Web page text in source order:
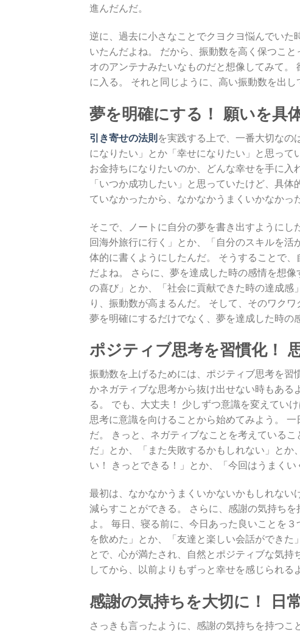
進んだんだ。
逆に、過去に小さなことでクヨクヨ悩んでい
いたんだよね。 だから、振動数を高く保つこ
オのアンテナみたいなものだと想像してみて
に入る。 それと同じように、高い振動数を出
夢を明確にする！ 願いを具
引き寄せの法則を実践する上で、一番大切なの
になりたい」とか「幸せになりたい」と思っ
お金持ちになりたいのか、どんな幸せを手に
「いつか成功したい」と思っていたけど、具
ていなかったから、なかなかうまくいかなかっ
そこで、ノートに自分の夢を書き出すようにし
回海外旅行に行く」とか、「自分のスキルを
体的に書くようにしたんだ。 そうすることで
だよね。 さらに、夢を達成した時の感情を想
の喜び」とか、「社会に貢献できた時の達成
り、振動数が高まるんだ。 そして、そのワク
夢を明確にするだけでなく、夢を達成した時の
ポジティブ思考を習慣化！
振動数を上げるためには、ポジティブ思考を
かネガティブな思考から抜け出せない時もあ
る。 でも、大丈夫！ 少しずつ意識を変えてい
思考に意識を向けることから始めてみよう。
だ。 きっと、ネガティブなことを考えている
だ」とか、「また失敗するかもしれない」と
い！ きっとできる！」とか、「今回はうまく
最初は、なかなかうまくいかないかもしれな
減らすことができる。 さらに、感謝の気持ち
よ。 毎日、寝る前に、今日あった良いことを
を飲めた」とか、「友達と楽しい会話ができ
とで、心が満たされ、自然とポジティブな気
してから、以前よりもずっと幸せを感じられる
感謝の気持ちを大切に！ 日
さっきも言ったように、感謝の気持ちを持つこ